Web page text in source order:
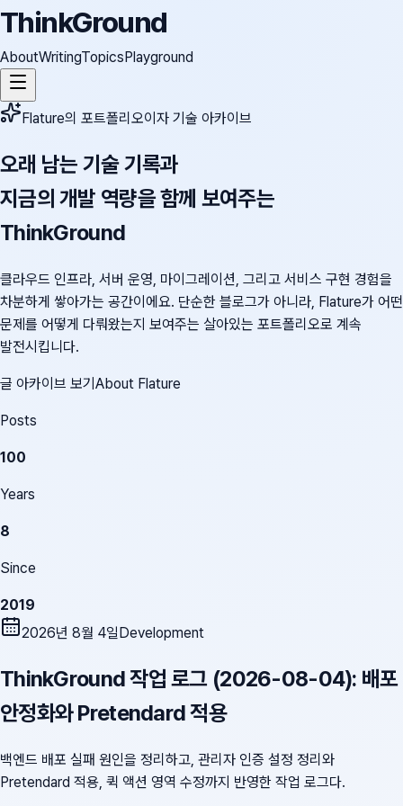
ThinkGround
AboutWritingTopicsPlayground
Flature의 포트폴리오이자 기술 아카이브
오래 남는 기술 기록과
지금의 개발 역량을 함께 보여주는
ThinkGround
클라우드 인프라, 서버 운영, 마이그레이션, 그리고 서비스 구현 경험을
차분하게 쌓아가는 공간이에요. 단순한 블로그가 아니라, Flature가 어떤
문제를 어떻게 다뤄왔는지 보여주는 살아있는 포트폴리오로 계속
발전시킵니다.
글 아카이브 보기 About Flature
Posts
100
Years
8
Since
2019
2026년 8월 4일Development
ThinkGround 작업 로그 (2026-08-04): 배포
안정화와 Pretendard 적용
백엔드 배포 실패 원인을 정리하고, 관리자 인증 설정 정리와
Pretendard 적용, 퀵 액션 영역 수정까지 반영한 작업 로그다.